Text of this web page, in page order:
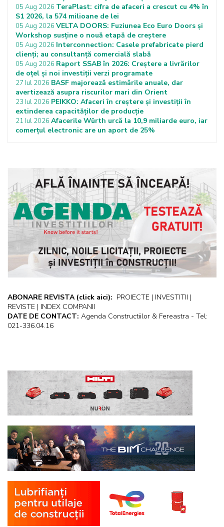
05 Aug 2026 TeraPlast: cifra de afaceri a crescut cu 4% în
S1 2026, la 574 milioane de lei
05 Aug 2026 VELTA DOORS: Fuziunea Eco Euro Doors și
Workshop susține o nouă etapă de creștere
05 Aug 2026 Interconnection: Casele prefabricate pierd
clienți; au consultanță comercială slabă
05 Aug 2026 Raport SSAB în 2026: Creștere a livrărilor
de oțel și noi investiții verzi programate
27 Iul 2026 BASF majorează estimările anuale, dar
avertizează asupra riscurilor mari din Orient
23 Iul 2026 PEIKKO: Afaceri în creștere și investiții în
extinderea capacităților de producție
21 Iul 2026 Afacerile Würth urcă la 10,9 miliarde euro, iar
comerțul electronic are un aport de 25%
ABONARE REVISTA (click aici): PROIECTE | INVESTITII |
REVISTE | INDEX COMPANII
DATE DE CONTACT: Agenda Constructiilor & Fereastra - Tel:
021-336.04.16